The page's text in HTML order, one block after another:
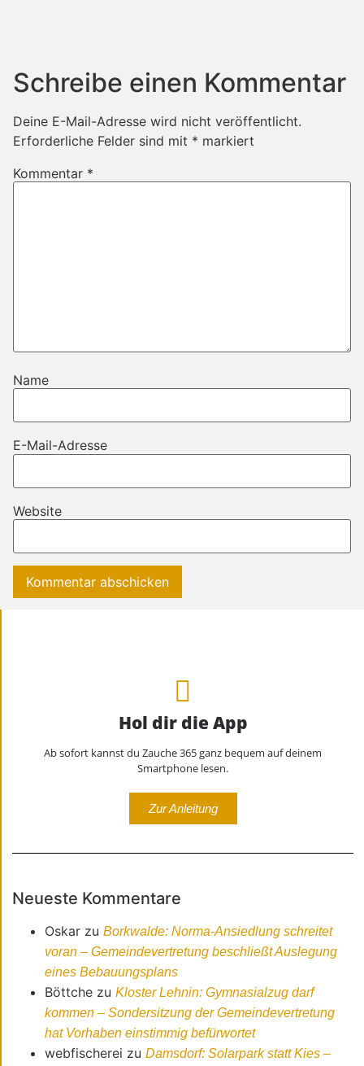
Schreibe einen Kommentar
Deine E-Mail-Adresse wird nicht veröffentlicht.
Erforderliche Felder sind mit * markiert
Kommentar *
Name
E-Mail-Adresse
Website
Hol dir die App
Ab sofort kannst du Zauche 365 ganz bequem auf deinem
Smartphone lesen.
Zur Anleitung
Neueste Kommentare
Oskar zuBorkwalde: Norma-Ansiedlung schreitet
voran – Gemeindevertretung beschließt Auslegung
eines Bebauungsplans
Böttche zuKloster Lehnin: Gymnasialzug darf
kommen – Sondersitzung der Gemeindevertretung
hat Vorhaben einstimmig befürwortet
webfischerei zuDamsdorf: Solarpark statt Kies –